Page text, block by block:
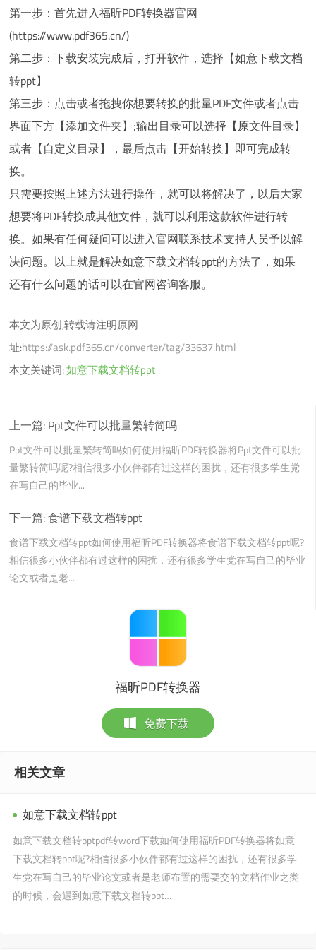
第一步：首先进入福昕PDF转换器官网
(https://www.pdf365.cn/)
第二步：下载安装完成后，打开软件，选择【如意下载文档
转ppt】
第三步：点击或者拖拽你想要转换的批量PDF文件或者点击
界面下方【添加文件夹】;输出目录可以选择【原文件目录】
或者【自定义目录】，最后点击【开始转换】即可完成转
换。
只需要按照上述方法进行操作，就可以将解决了，以后大家
想要将PDF转换成其他文件，就可以利用这款软件进行转
换。如果有任何疑问可以进入官网联系技术支持人员予以解
决问题。以上就是解决如意下载文档转ppt的方法了，如果
还有什么问题的话可以在官网咨询客服。
本文为原创,转载请注明原网
址:https://ask.pdf365.cn/converter/tag/33637.html
本文关键词:如意下载文档转ppt
上一篇: Ppt文件可以批量繁转简吗
Ppt文件可以批量繁转简吗如何使用福昕PDF转换器将Ppt文件可以批
量繁转简吗呢?相信很多小伙伴都有过这样的困扰，还有很多学生党
在写自己的毕业...
下一篇:食谱下载文档转ppt
食谱下载文档转ppt如何使用福昕PDF转换器将食谱下载文档转ppt呢?
相信很多小伙伴都有过这样的困扰，还有很多学生党在写自己的毕业
论文或者是老...
福昕PDF转换器
免费下载
相关文章
如意下载文档转ppt
如意下载文档转pptpdf转word下载如何使用福昕PDF转换器将如意
下载文档转ppt呢?相信很多小伙伴都有过这样的困扰，还有很多学
生党在写自己的毕业论文或者是老师布置的需要交的文档作业之类
的时候，会遇到如意下载文档转ppt…